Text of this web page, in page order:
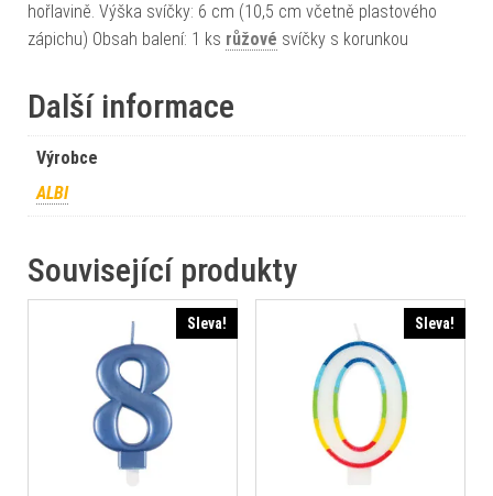
hořlavině. Výška svíčky: 6 cm (10,5 cm včetně plastového
zápichu) Obsah balení: 1 ks růžové svíčky s korunkou
Další informace
Výrobce
ALBI
Související produkty
Sleva! Sleva!